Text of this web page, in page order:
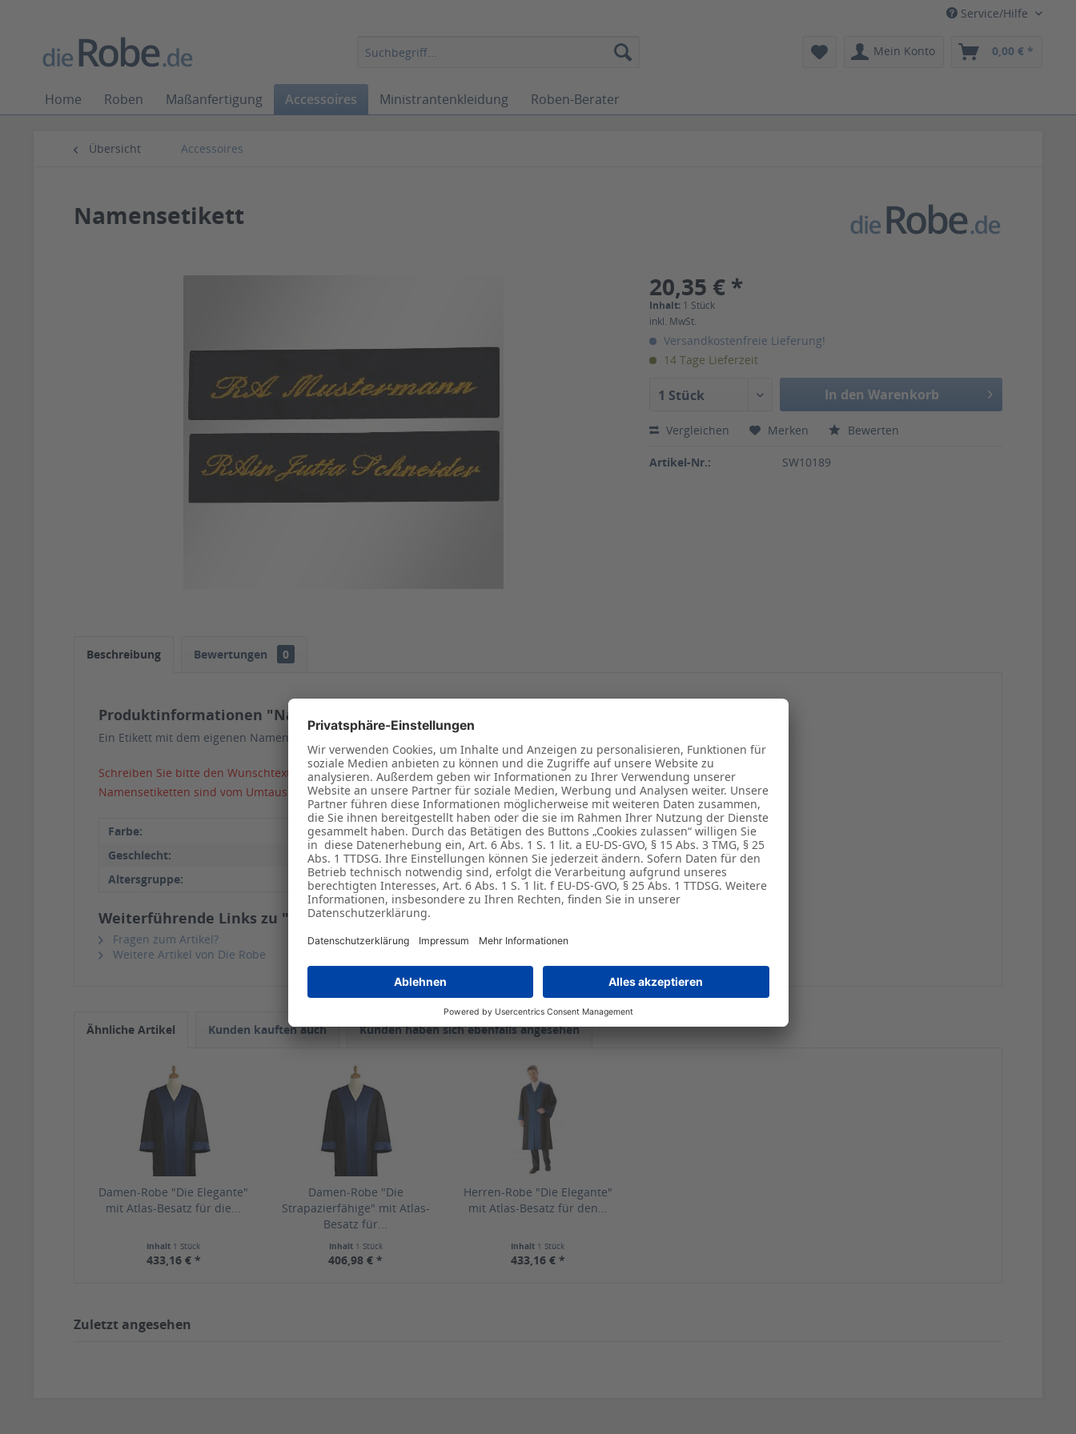
Service/Hilfe
Mein Konto 0,00 € *
Home Roben Maßanfertigung Accessoires Ministrantenkleidung Roben-Berater
Übersicht Accessoires
Namensetikett
20,35 € *
Inhalt: 1 Stück
inkl. MwSt.
Versandkostenfreie Lieferung!
14 Tage Lieferzeit
1 Stück In den Warenkorb
Vergleichen Merken Bewerten
Artikel-Nr.: SW10189
Beschreibung Bewertungen 0
Produktinformationen "Namensetikett"
Ein Etikett mit dem eigenen Namen gibt Ihrer Robe eine persönliche Note. Gleich mitbestellen!
Schreiben Sie bitte den Wunschtext in das Kommentarfeld im Warenkorb.
Namensetiketten sind vom Umtausch ausgeschlossen.
Farbe:
Schwarz
Geschlecht:
Damen, Herren
Altersgruppe:
Erwachsene
Weiterführende Links zu "Namensetikett"
Fragen zum Artikel?
Weitere Artikel von Die Robe
Ähnliche Artikel Kunden kauften auch Kunden haben sich ebenfalls angesehen
Damen-Robe "Die Elegante"
mit Atlas-Besatz für die...
Inhalt 1 Stück
433,16 € *
Damen-Robe "Die
Strapazierfähige" mit Atlas-
Besatz für...
Inhalt 1 Stück
406,98 € *
Herren-Robe "Die Elegante"
mit Atlas-Besatz für den...
Inhalt 1 Stück
433,16 € *
Zuletzt angesehen